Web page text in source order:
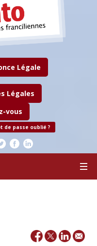
Légale
Légales
vous
de passe oublié ?